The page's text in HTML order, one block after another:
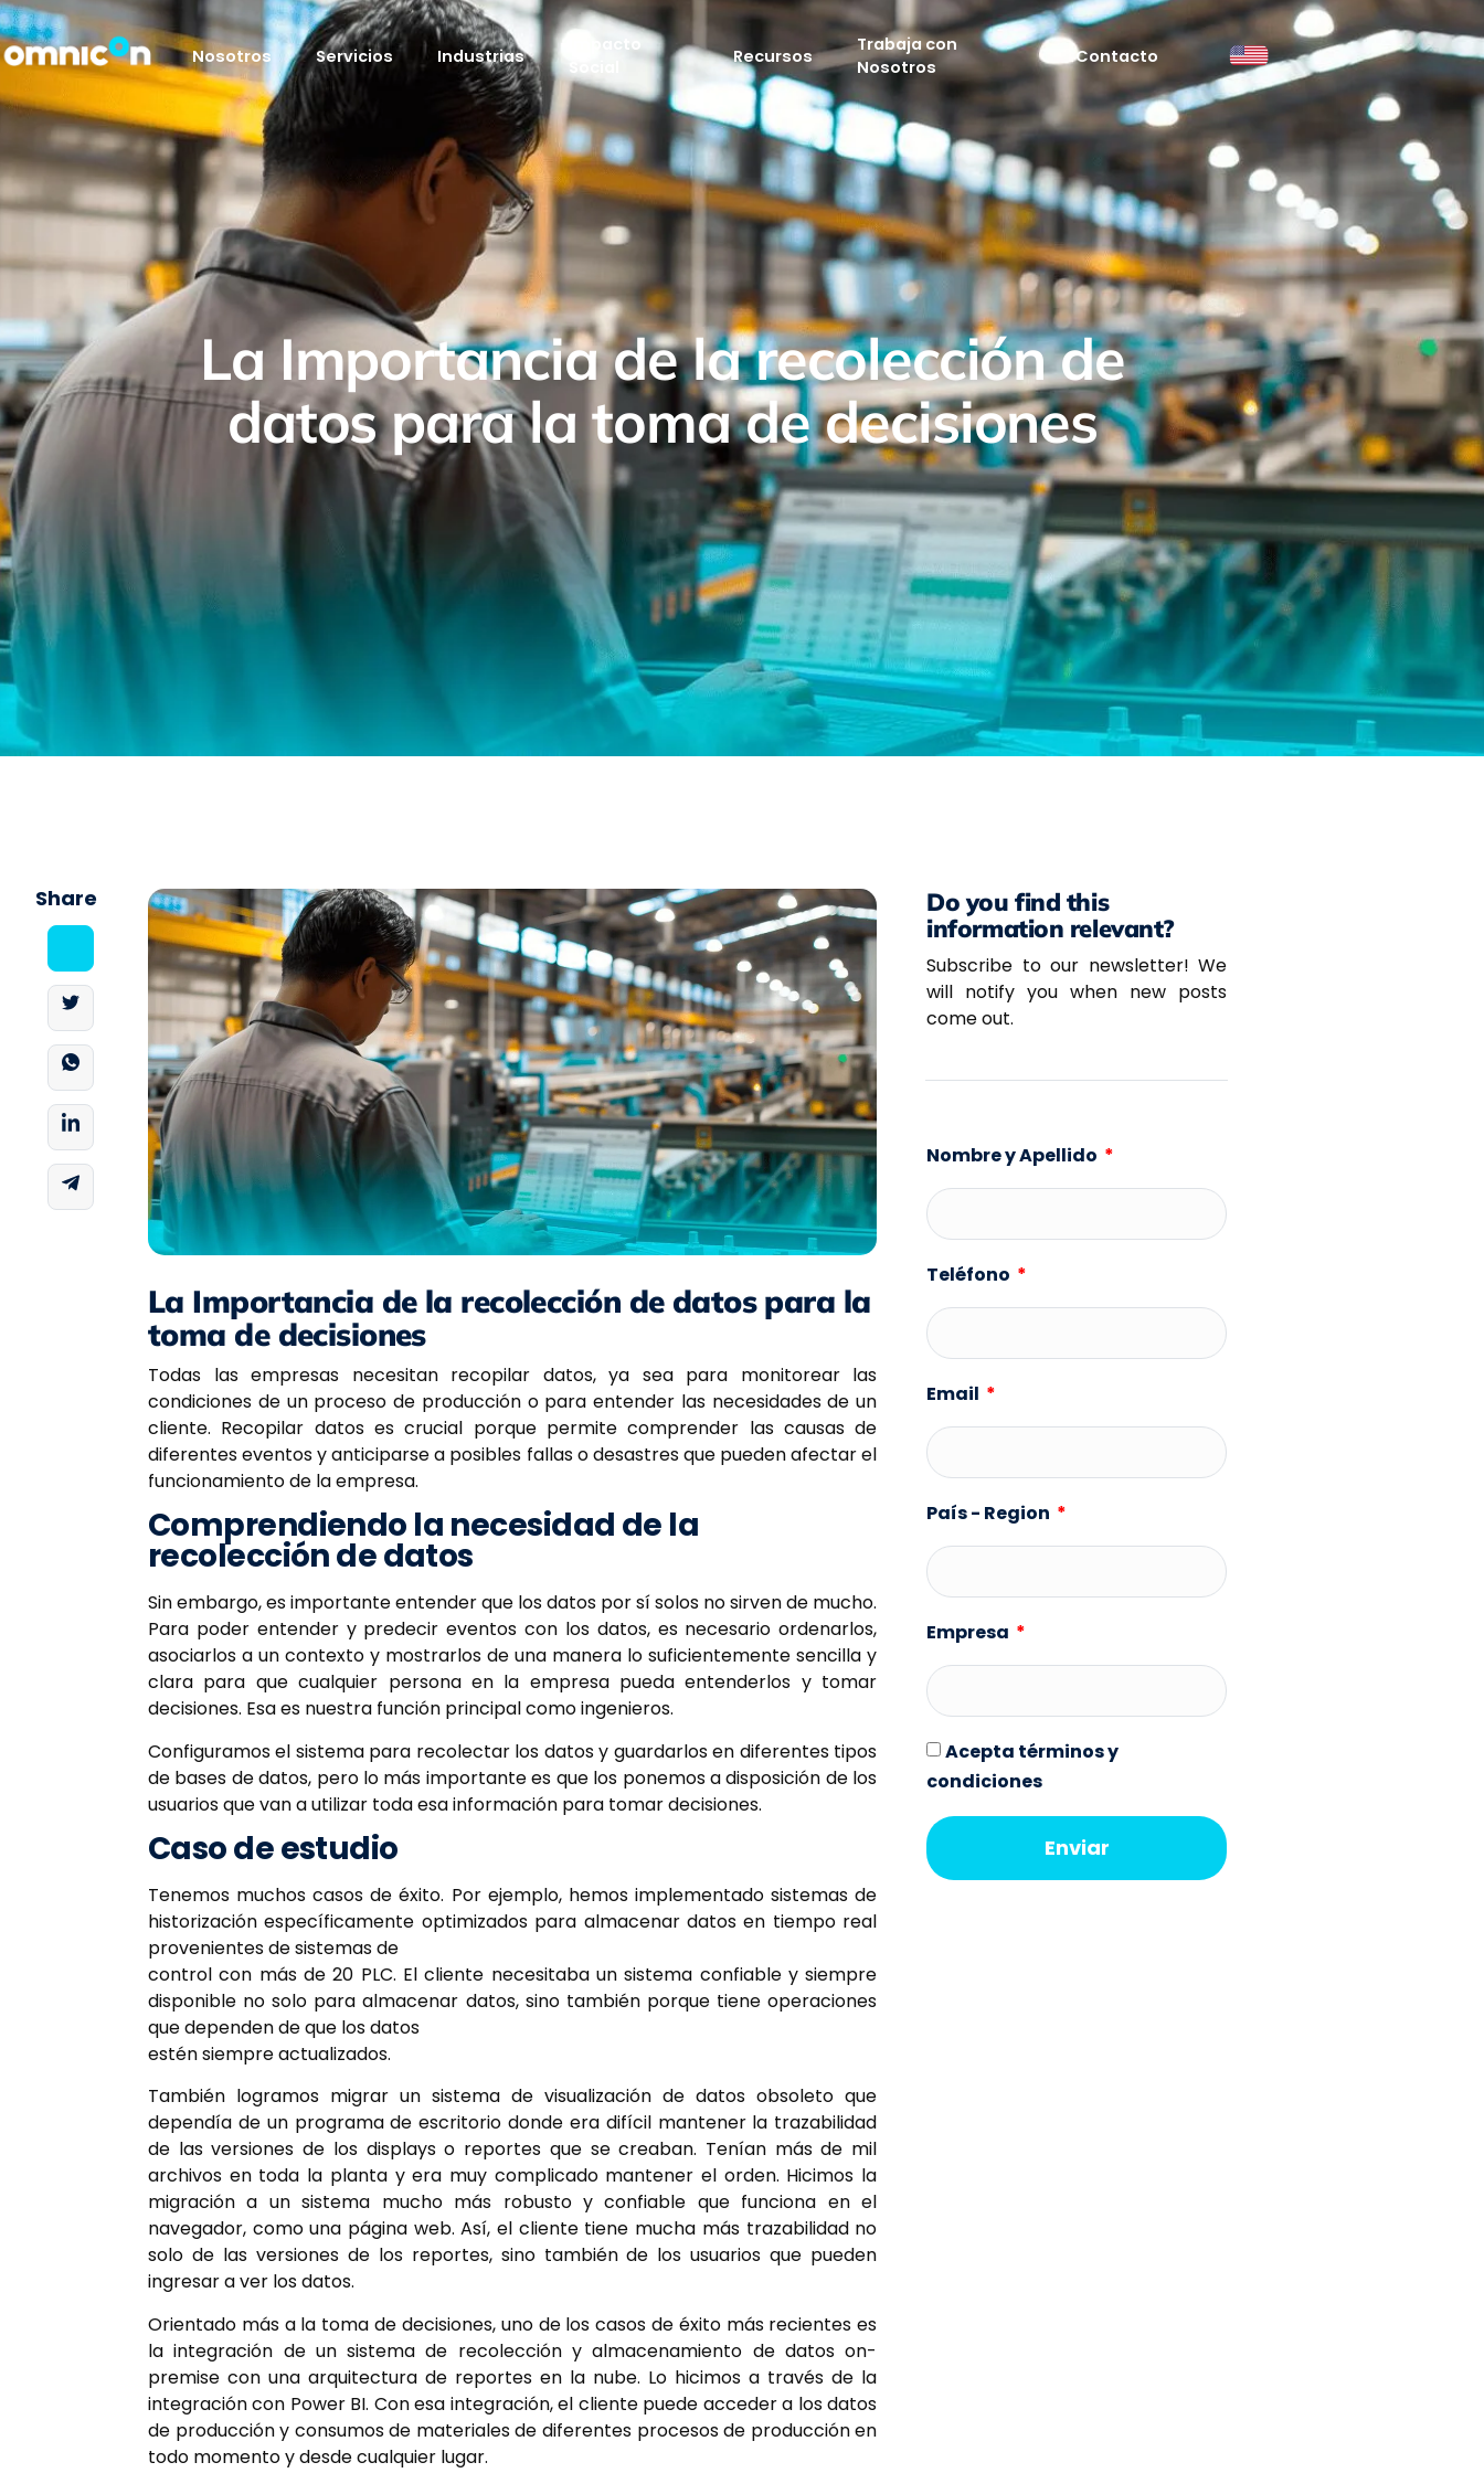
Nosotros Servicios Industrias
Impacto
Social
Recursos
Trabaja con
Nosotros
Contacto
La Importancia de la recolección de
datos para la toma de decisiones
Share
La Importancia de la recolección de datos para la
toma de decisiones
Todas las empresas necesitan recopilar datos, ya sea para monitorear las
condiciones de un proceso de producción o para entender las necesidades de un
cliente. Recopilar datos es crucial porque permite comprender las causas de
diferentes eventos y anticiparse a posibles fallas o desastres que pueden afectar el
funcionamiento de la empresa.
Comprendiendo la necesidad de la
recolección de datos
Sin embargo, es importante entender que los datos por sí solos no sirven de mucho.
Para poder entender y predecir eventos con los datos, es necesario ordenarlos,
asociarlos a un contexto y mostrarlos de una manera lo suficientemente sencilla y
clara para que cualquier persona en la empresa pueda entenderlos y tomar
decisiones. Esa es nuestra función principal como ingenieros.
Configuramos el sistema para recolectar los datos y guardarlos en diferentes tipos
de bases de datos, pero lo más importante es que los ponemos a disposición de los
usuarios que van a utilizar toda esa información para tomar decisiones.
Caso de estudio
Tenemos muchos casos de éxito. Por ejemplo, hemos implementado sistemas de
historización específicamente optimizados para almacenar datos en tiempo real
provenientes de sistemas de
control con más de 20 PLC. El cliente necesitaba un sistema confiable y siempre
disponible no solo para almacenar datos, sino también porque tiene operaciones
que dependen de que los datos
estén siempre actualizados.
También logramos migrar un sistema de visualización de datos obsoleto que
dependía de un programa de escritorio donde era difícil mantener la trazabilidad
de las versiones de los displays o reportes que se creaban. Tenían más de mil
archivos en toda la planta y era muy complicado mantener el orden. Hicimos la
migración a un sistema mucho más robusto y confiable que funciona en el
navegador, como una página web. Así, el cliente tiene mucha más trazabilidad no
solo de las versiones de los reportes, sino también de los usuarios que pueden
ingresar a ver los datos.
Orientado más a la toma de decisiones, uno de los casos de éxito más recientes es
la integración de un sistema de recolección y almacenamiento de datos on-
premise con una arquitectura de reportes en la nube. Lo hicimos a través de la
integración con Power BI. Con esa integración, el cliente puede acceder a los datos
de producción y consumos de materiales de diferentes procesos de producción en
todo momento y desde cualquier lugar.
Do you find this
information relevant?
Subscribe to our newsletter! We
will notify you when new posts
come out.
Nombre y Apellido
Teléfono
Email
País - Region
Empresa
Acepta términos y
condiciones
Enviar